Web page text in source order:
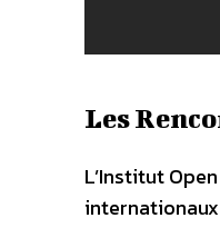
Les
L’Institut